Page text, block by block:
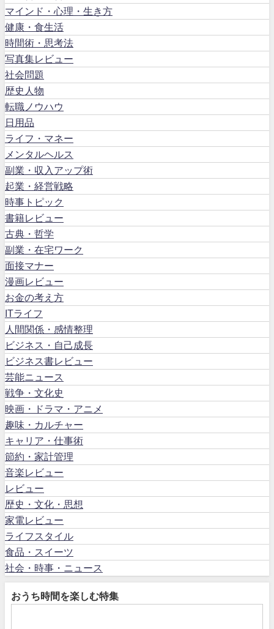
マインド・心理・生き方
健康・食生活
時間術・思考法
写真集レビュー
社会問題
歴史人物
転職ノウハウ
日用品
ライフ・マネー
メンタルヘルス
副業・収入アップ術
起業・経営戦略
時事トピック
書籍レビュー
古典・哲学
副業・在宅ワーク
面接マナー
漫画レビュー
お金の考え方
ITライフ
人間関係・感情整理
ビジネス・自己成長
ビジネス書レビュー
芸能ニュース
戦争・文化史
映画・ドラマ・アニメ
趣味・カルチャー
キャリア・仕事術
節約・家計管理
音楽レビュー
レビュー
歴史・文化・思想
家電レビュー
ライフスタイル
食品・スイーツ
社会・時事・ニュース
おうち時間を楽しむ特集